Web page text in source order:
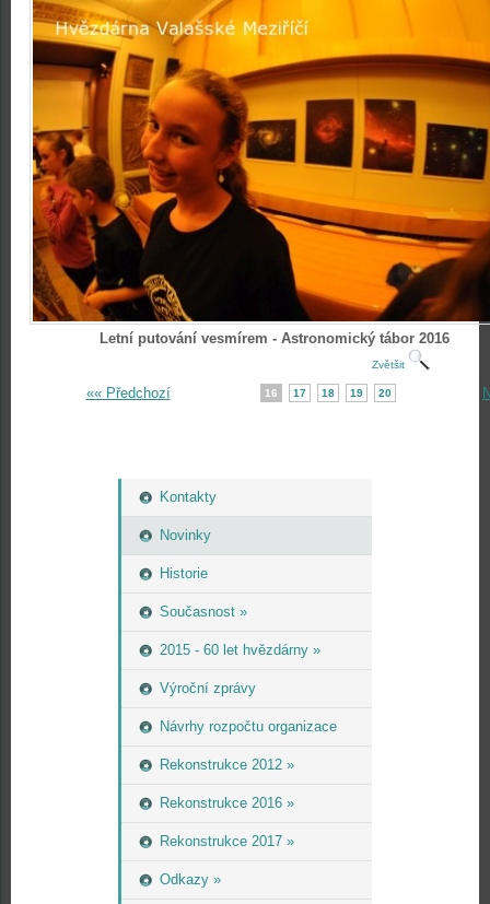
Kontakty
Novinky
Historie
Současnost »
2015 - 60 let hvězdárny »
Výroční zprávy
Návrhy rozpočtu organizace
Rekonstrukce 2012 »
Rekonstrukce 2016 »
Rekonstrukce 2017 »
Odkazy »
Letní putování vesmírem - Astronomický tábor 2016
Zvětšit
«« Předchozí 16 17 18 19 20